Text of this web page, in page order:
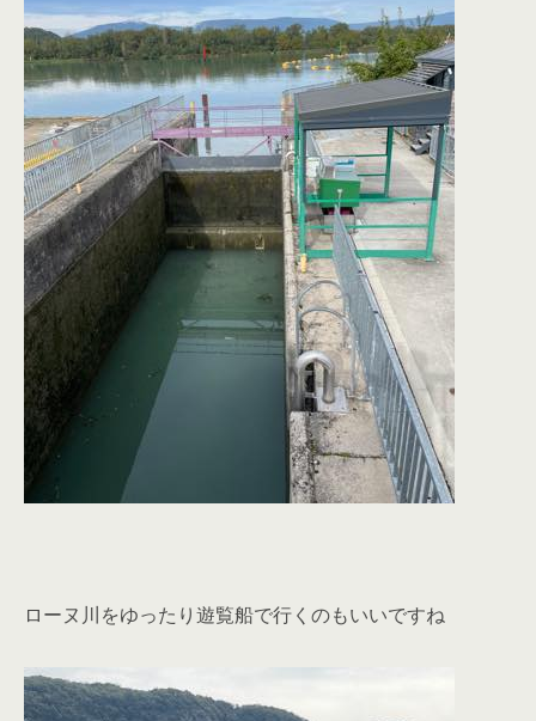
ローヌ川をゆったり遊覧船で行くのもいいですね